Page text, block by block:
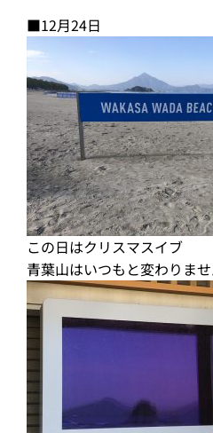
■12月24日
この日はクリスマスイブ
青葉山はいつもと変わりませ